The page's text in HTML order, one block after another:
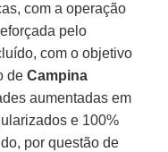
com a operação
pelo
com o objetivo
deCampina
aumentadas em
e 100%
por questão de